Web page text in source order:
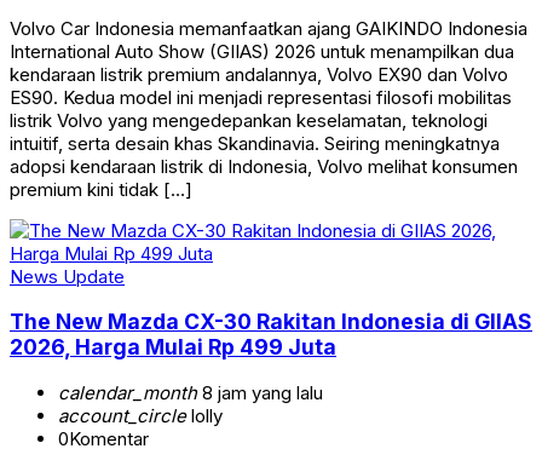
Volvo Car Indonesia memanfaatkan ajang GAIKINDO Indonesia
International Auto Show (GIIAS) 2026 untuk menampilkan dua
kendaraan listrik premium andalannya, Volvo EX90 dan Volvo
ES90. Kedua model ini menjadi representasi filosofi mobilitas
listrik Volvo yang mengedepankan keselamatan, teknologi
intuitif, serta desain khas Skandinavia. Seiring meningkatnya
adopsi kendaraan listrik di Indonesia, Volvo melihat konsumen
premium kini tidak […]
News Update
The New Mazda CX-30 Rakitan Indonesia di GIIAS
2026, Harga Mulai Rp 499 Juta
calendar_month8 jam yang lalu
account_circlelolly
0Komentar